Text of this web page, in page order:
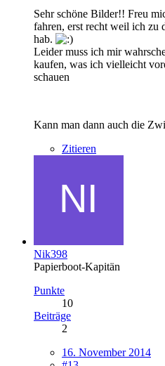
Sehr schöne Bilder!! Freu
fahren, erst recht weil ich zu
hab.
Leider muss ich mir
kaufen, was ich vielleicht
schauen
Kann man dann auch die
Zitieren
Nik398
Papierboot-Kapitän
Punkte
10
Beiträge
2
16. November 2014